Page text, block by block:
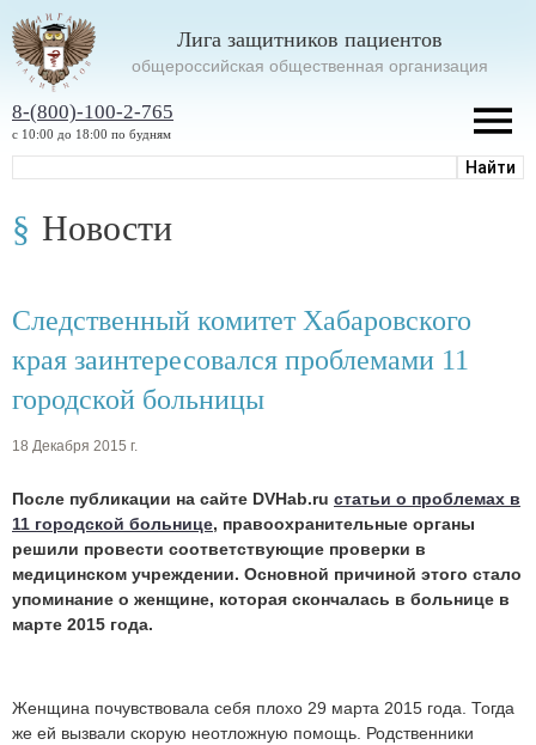
Лига защитников пациентов
oбщероссийская общественная организация
8-(800)-100-2-765
с 10:00 до 18:00 по будням
Новости
Следственный комитет Хабаровского
края заинтересовался проблемами 11
городской больницы
18 Декабря 2015 г.
После публикации на сайте DVHab.ru статьи о проблемах в
11 городской больнице, правоохранительные органы
решили провести соответствующие проверки в
медицинском учреждении. Основной причиной этого стало
упоминание о женщине, которая скончалась в больнице в
марте 2015 года.
Женщина почувствовала себя плохо 29 марта 2015 года. Тогда
же ей вызвали скорую неотложную помощь. Родственники